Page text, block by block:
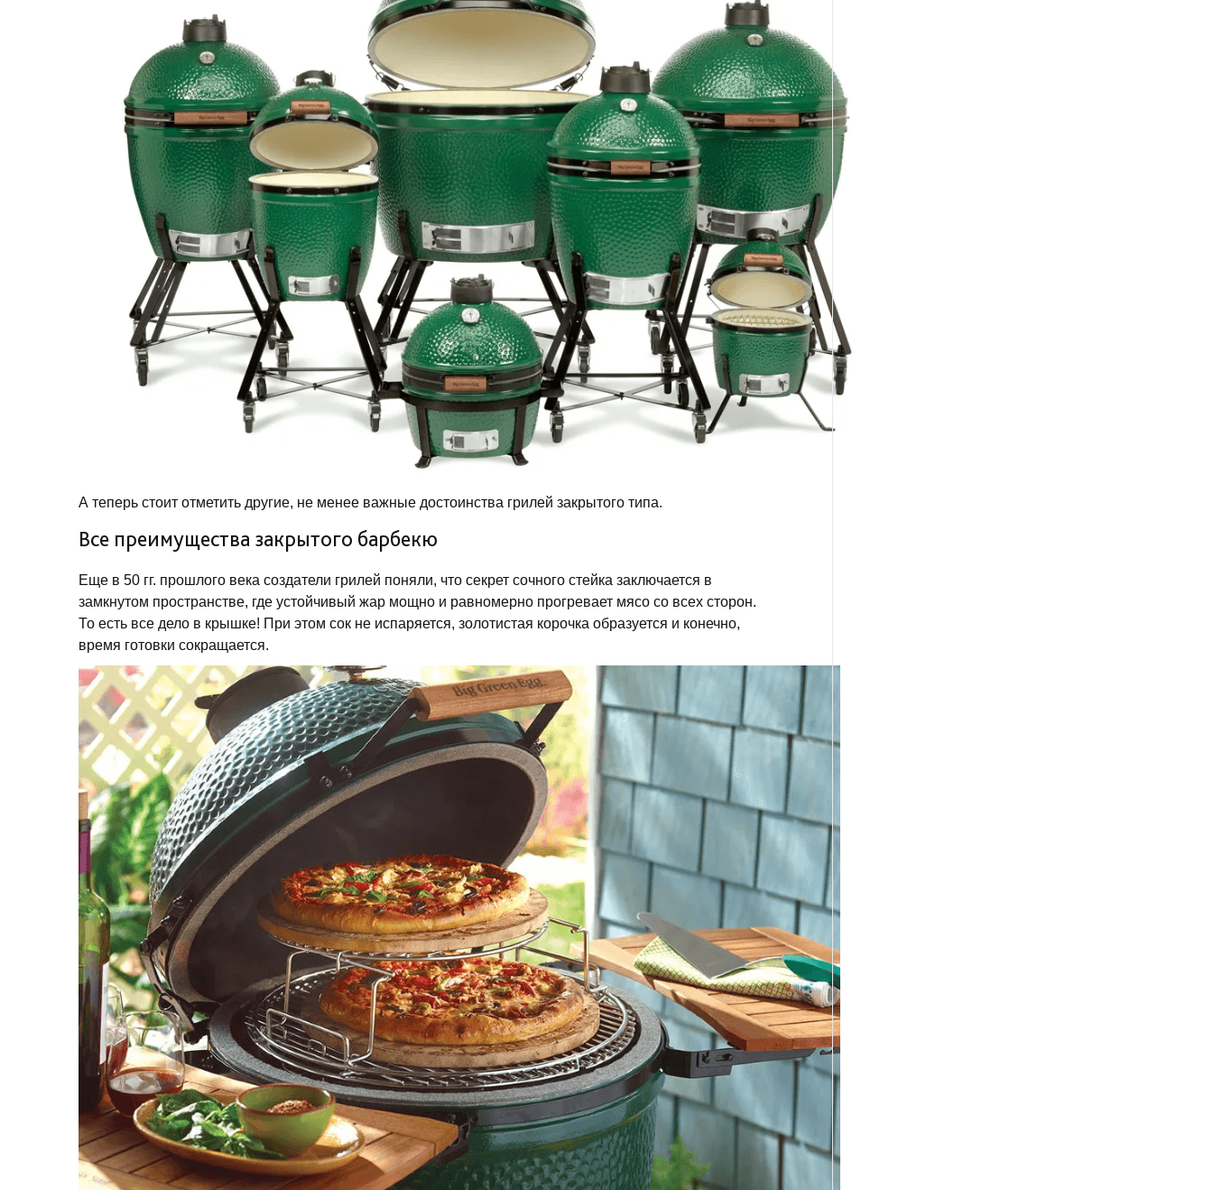
А теперь стоит отметить другие, не менее важные достоинства грилей закрытого типа.
Все преимущества закрытого барбекю
Еще в 50 гг. прошлого века создатели грилей поняли, что секрет сочного стейка заключается в
замкнутом пространстве, где устойчивый жар мощно и равномерно прогревает мясо со всех сторон.
То есть все дело в крышке! При этом сок не испаряется, золотистая корочка образуется и конечно,
время готовки сокращается.